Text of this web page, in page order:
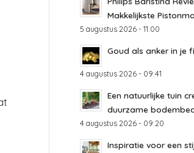
Makkelijkste
5 augustus 2026 - 11:00
Goud als anker in je
4 augustus 2026 - 09:41
Een natuurlijke tuin
duurzame
4 augustus 2026 - 09:20
Inspiratie voor een